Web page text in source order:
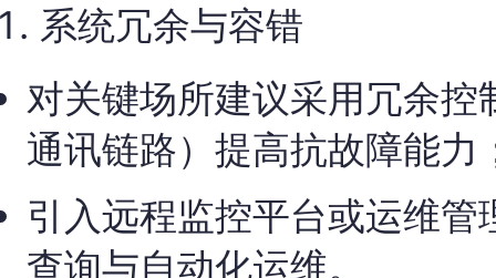
系统冗余与容错
对关键场所建议采用冗余
通讯链路）提高抗故障能力
引入远程监控平台或运维
查询与自动化运维。